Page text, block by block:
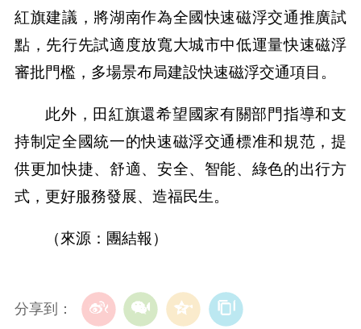
紅旗建議，將湖南作為全國快速磁浮交通推廣試
點，先行先試適度放寬大城市中低運量快速磁浮
審批門檻，多場景布局建設快速磁浮交通項目。
此外，田紅旗還希望國家有關部門指導和支
持制定全國統一的快速磁浮交通標准和規范，提
供更加快捷、舒適、安全、智能、綠色的出行方
式，更好服務發展、造福民生。
（來源：團結報）
分享到：